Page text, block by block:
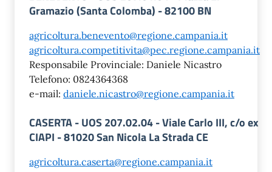
Gramazio (Santa Colomba) - 82100 BN
agricoltura.benevento@regione.campania.it
agricoltura.competitivita@pec.regione.campania.it
Responsabile Provinciale: Daniele Nicastro
Telefono: 0824364368
e-mail: daniele.nicastro@regione.campania.it
CASERTA - UOS 207.02.04 - Viale Carlo III, c/o ex
CIAPI - 81020 San Nicola La Strada CE
agricoltura.caserta@regione.campania.it